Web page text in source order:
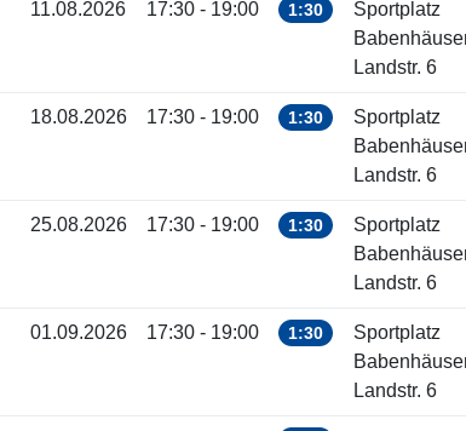
11.08.2026 17:30 - 19:00 1:30
Sportplatz
Landstr. 6
18.08.2026 17:30 - 19:00 1:30
Sportplatz
Landstr. 6
25.08.2026 17:30 - 19:00 1:30
Sportplatz
Landstr. 6
01.09.2026 17:30 - 19:00 1:30
Sportplatz
Landstr. 6